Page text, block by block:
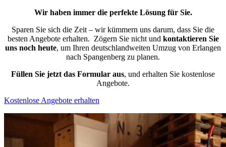
Wir haben immer die perfekte Lösung für Sie.
Sparen Sie sich die Zeit – wir kümmern uns darum, dass Sie die
besten Angebote erhalten. Zögern Sie nicht und kontaktieren Sie
uns noch heute, um Ihren deutschlandweiten Umzug von Erlangen
nach Spangenberg zu planen.
Füllen Sie jetzt das Formular aus, und erhalten Sie kostenlose
Angebote.
Kostenlose Angebote erhalten